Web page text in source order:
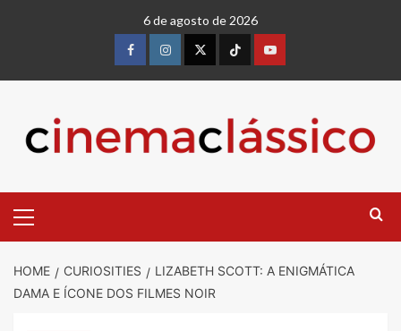
6 de agosto de 2026
HOME CURIOSITIES
LIZABETH SCOTT: A ENIGMÁTICA
DAMA E ÍCONE DOS FILMES NOIR